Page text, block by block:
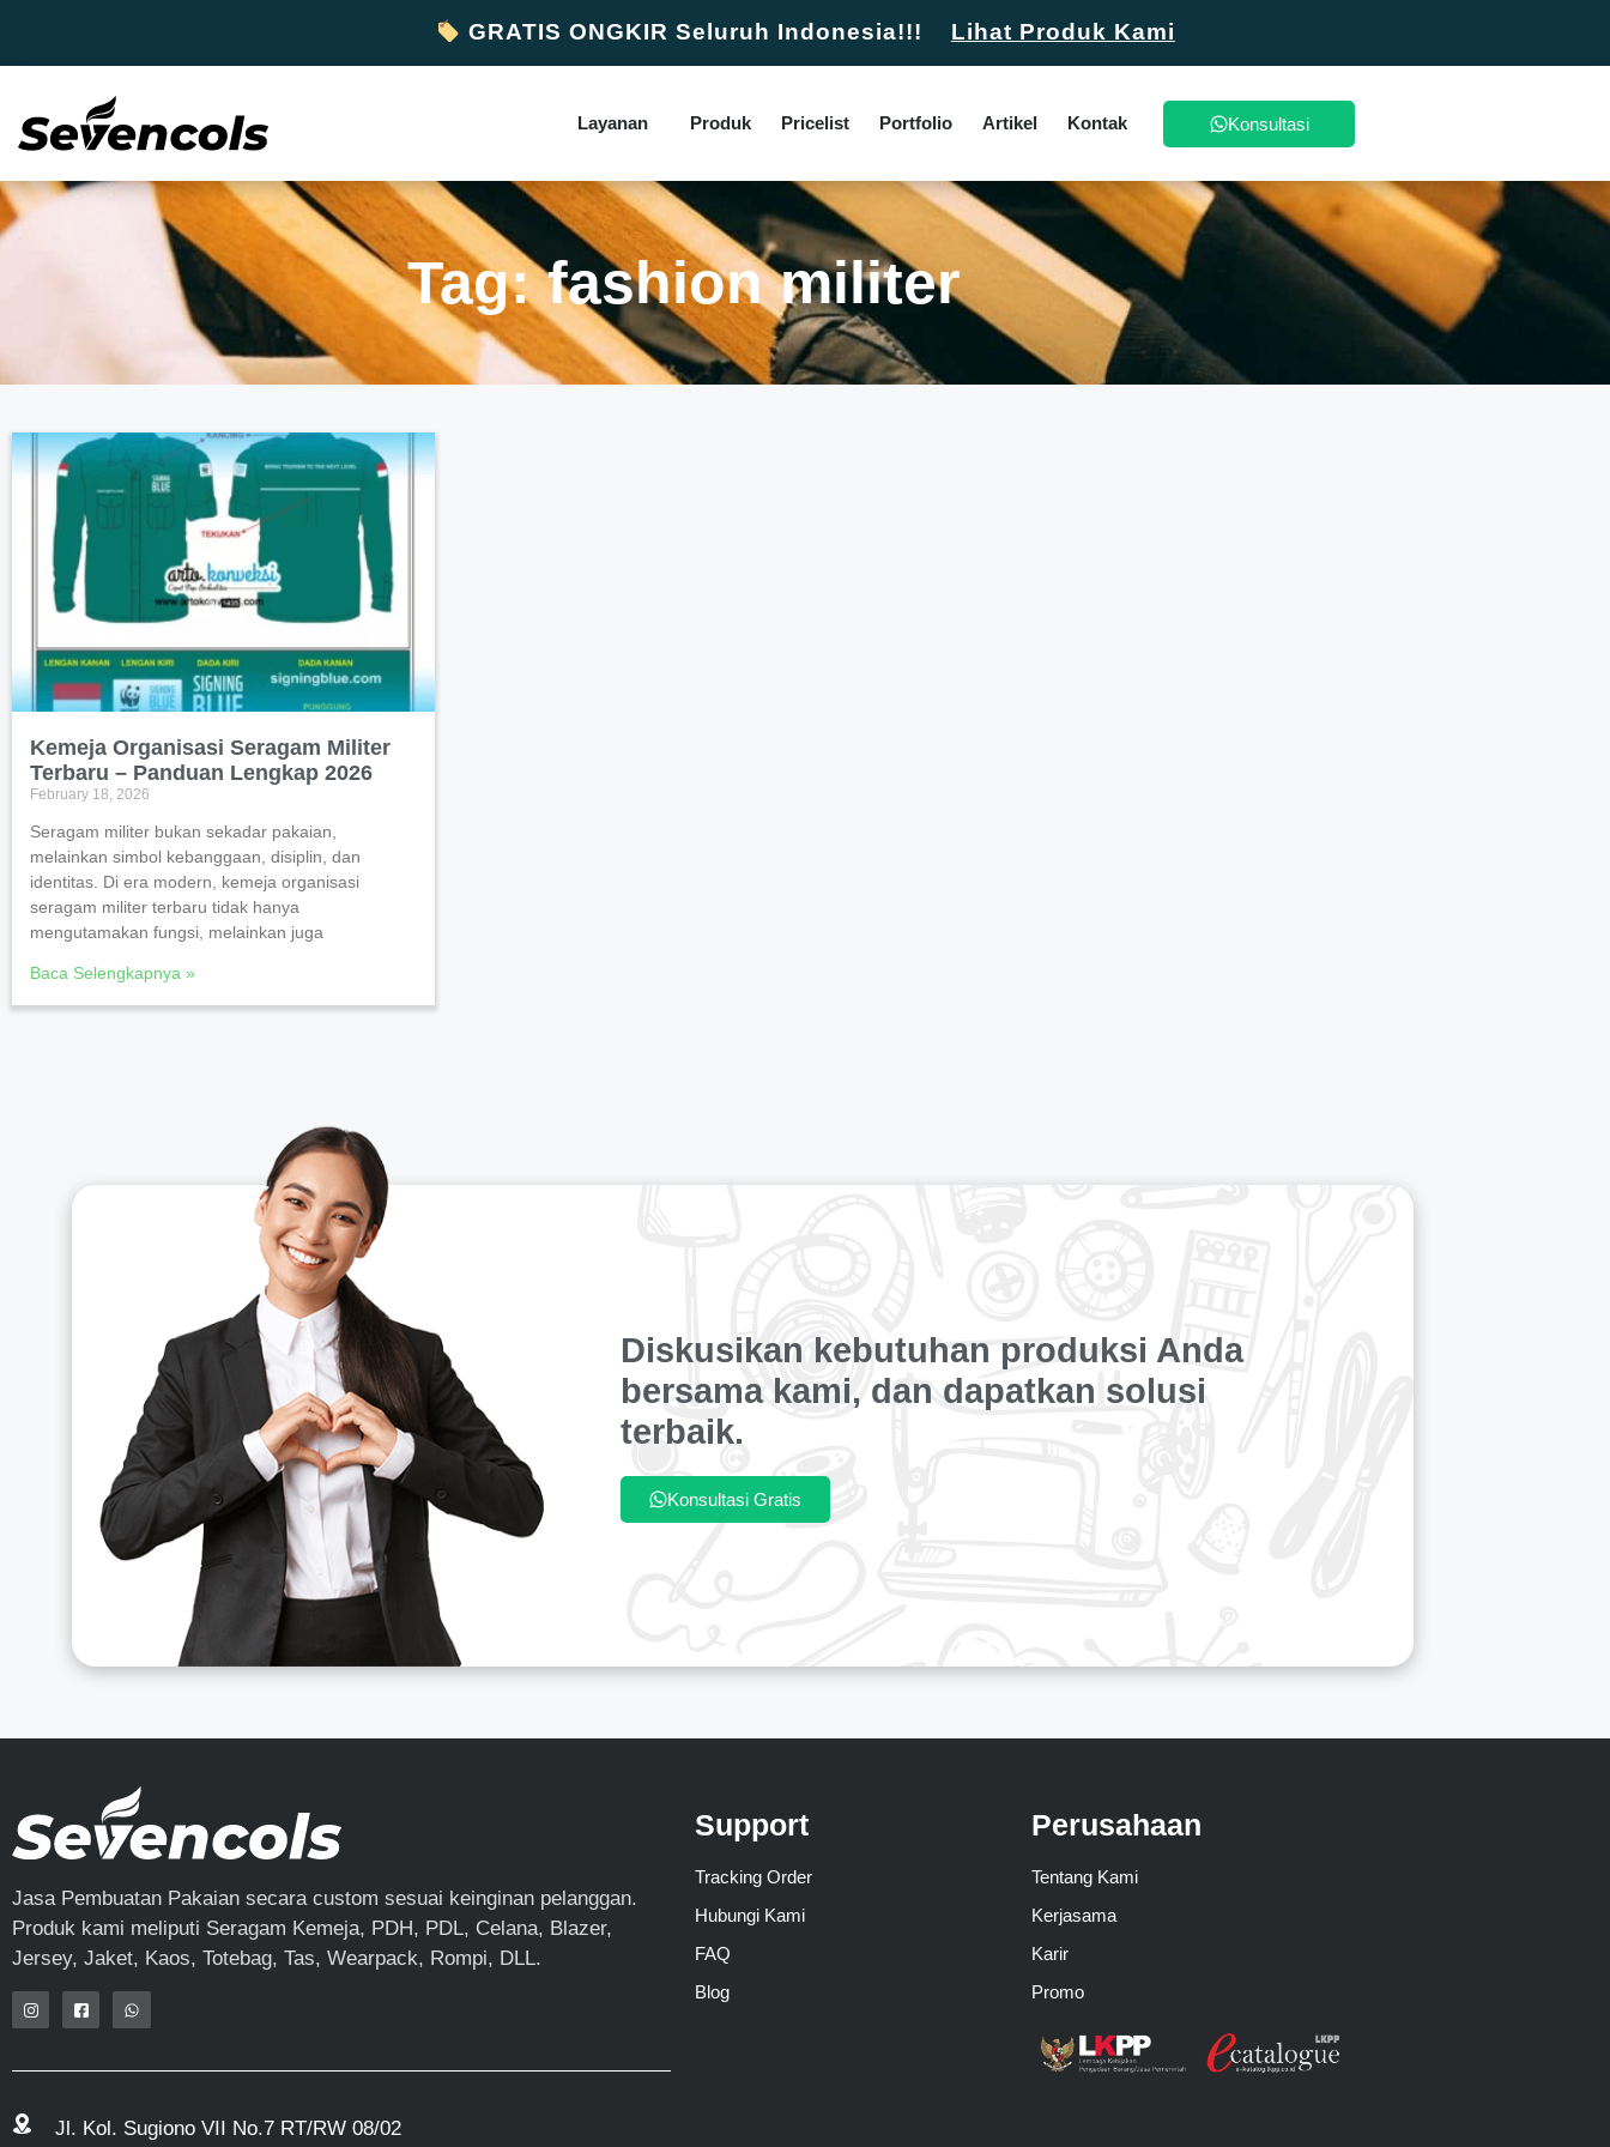
GRATIS ONGKIR Seluruh Indonesia!!! Lihat Produk Kami
Layanan Produk Pricelist Portfolio Artikel Kontak Konsultasi
Tag: fashion militer
Kemeja Organisasi Seragam Militer
Terbaru – Panduan Lengkap 2026
February 18, 2026
Seragam militer bukan sekadar pakaian,
melainkan simbol kebanggaan, disiplin, dan
identitas. Di era modern, kemeja organisasi
seragam militer terbaru tidak hanya
mengutamakan fungsi, melainkan juga
Baca Selengkapnya »
Diskusikan kebutuhan produksi Anda
bersama kami, dan dapatkan solusi
terbaik.
Konsultasi Gratis
Jasa Pembuatan Pakaian secara custom sesuai keinginan pelanggan.
Produk kami meliputi Seragam Kemeja, PDH, PDL, Celana, Blazer,
Jersey, Jaket, Kaos, Totebag, Tas, Wearpack, Rompi, DLL.
Jl. Kol. Sugiono VII No.7 RT/RW 08/02
Support
Tracking Order
Hubungi Kami
FAQ
Blog
Perusahaan
Tentang Kami
Kerjasama
Karir
Promo